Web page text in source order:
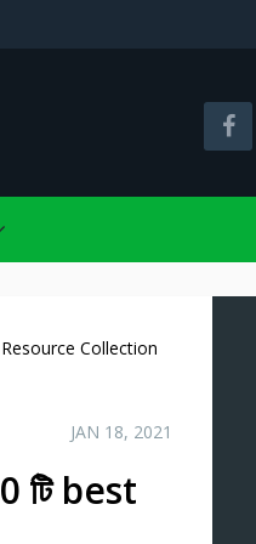
Resource Collection
JAN 18, 2021
টি best